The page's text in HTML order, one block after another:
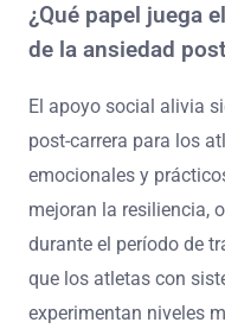
¿Qué papel juega
de la ansiedad
El apoyo social alivia
post-carrera para los
emocionales y
mejoran la resiliencia,
durante el período de
que los atletas con
experimentan niveles